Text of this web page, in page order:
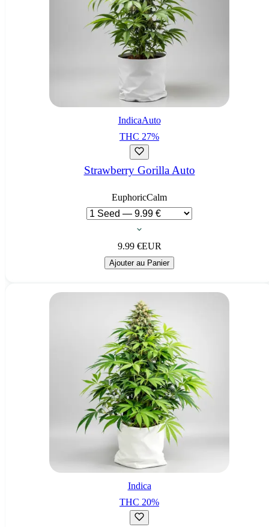
IndicaAuto
THC 27%
Strawberry Gorilla Auto
EuphoricCalm
9.99€EUR
Ajouter au Panier
Indica
THC 20%